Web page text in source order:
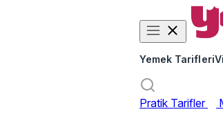
Yemek Tarifleri
Pratik Tarifler